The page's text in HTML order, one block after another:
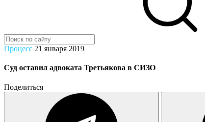
Процесс 21 января 2019
Суд оставил адвоката Третьякова в СИЗО
Поделиться